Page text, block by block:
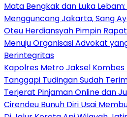
Mata Bengkak dan Luka
Mengguncang Jakarta, Sang
Oteu Herdiansyah Pimpin Rapat
Menuju Organisasi Advokat
Berintegritas
Kapolres Metro Jaksel Kombes
Tanggapi Tudingan Sudah
Terjerat Pinjaman Online dan
Cirendeu Bunuh Diri Usai